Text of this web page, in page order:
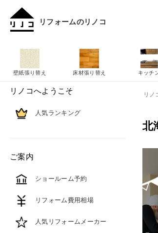
リフォームのリノコ
リノ
北
壁紙張り替え 床材張り替え キッチ
リノコへようこそ
人気ランキング
ご案内
ショールーム予約
リフォーム費用相場
人気リフォームメーカー